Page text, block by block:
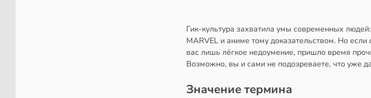
Гик-культура захватила умы современных
MARVEL и аниме тому доказательством. Но если
вас лишь лёгкое недоумение, пришло время
Возможно, вы и сами не подозреваете, что уже
Значение термина